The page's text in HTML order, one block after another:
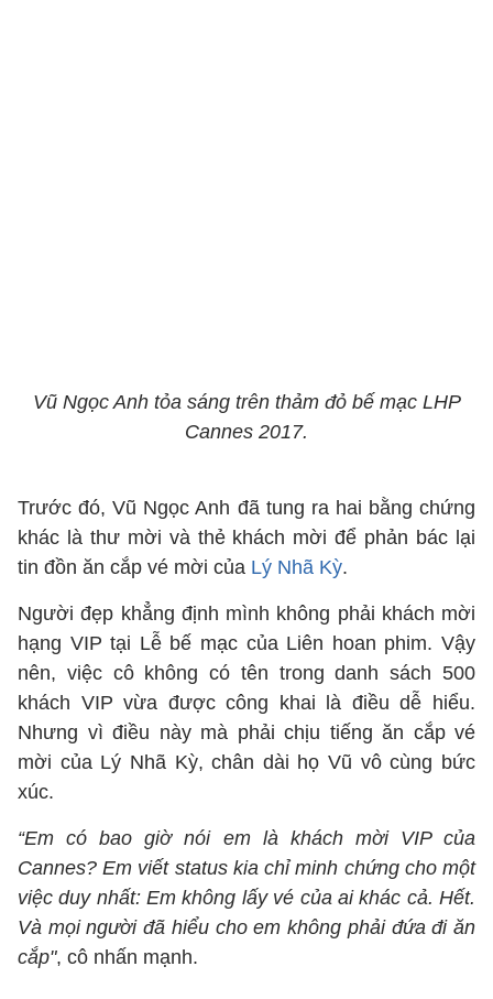
Vũ Ngọc Anh tỏa sáng trên thảm đỏ bế mạc LHP
Cannes 2017.
Trước đó, Vũ Ngọc Anh đã tung ra hai bằng chứng
khác là thư mời và thẻ khách mời để phản bác lại
tin đồn ăn cắp vé mời của Lý Nhã Kỳ.
Người đẹp khẳng định mình không phải khách mời
hạng VIP tại Lễ bế mạc của Liên hoan phim. Vậy
nên, việc cô không có tên trong danh sách 500
khách VIP vừa được công khai là điều dễ hiểu.
Nhưng vì điều này mà phải chịu tiếng ăn cắp vé
mời của Lý Nhã Kỳ, chân dài họ Vũ vô cùng bức
xúc.
“Em có bao giờ nói em là khách mời VIP của
Cannes? Em viết status kia chỉ minh chứng cho một
việc duy nhất: Em không lấy vé của ai khác cả. Hết.
Và mọi người đã hiểu cho em không phải đứa đi ăn
cắp", cô nhấn mạnh.